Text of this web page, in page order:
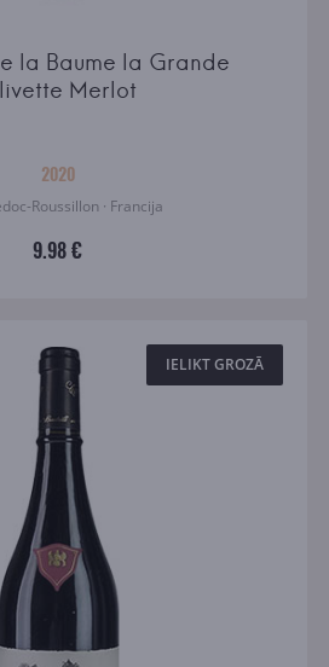
la Baume la Grande
Merlot
2020
Roussillon · Francija
9.98 €
IELIKT GROZĀ